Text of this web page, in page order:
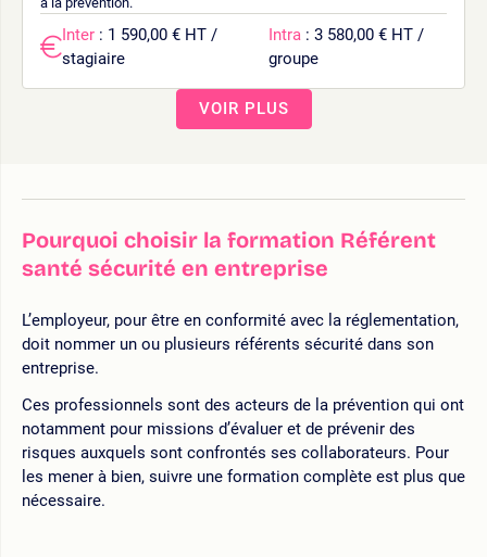
Inter : 1 590,00 € HT /
stagiaire
Intra : 3 580,00 € HT /
groupe
VOIR PLUS
Pourquoi choisir la formation Référent
santé sécurité en entreprise
L’employeur, pour être en conformité avec la réglementation,
doit nommer un ou plusieurs référents sécurité dans son
entreprise.
Ces professionnels sont des acteurs de la prévention qui ont
notamment pour missions d’évaluer et de prévenir des
risques auxquels sont confrontés ses collaborateurs. Pour
les mener à bien, suivre une formation complète est plus que
nécessaire.